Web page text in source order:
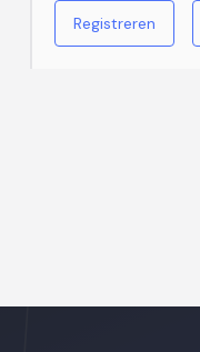
Registreren